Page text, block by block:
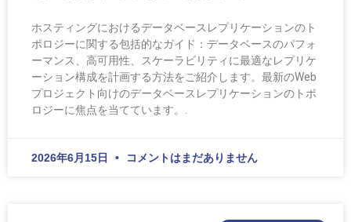
ホスティングにおけるデータベースレプリケーションのト
ポロジーに関する包括的なガイド：データベースのパフォ
ーマンス、高可用性、スケーラビリティに最適なレプリケ
ーション構成を計画する方法をご紹介します。最新のWeb
プロジェクト向けのデータベースレプリケーションのトポ
ロジーに焦点を当てています。.
2026年6月15日 コメントはまだありません